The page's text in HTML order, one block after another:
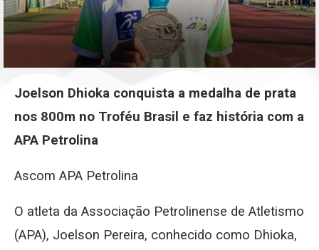
Joelson Dhioka conquista a medalha de prata
nos 800m no Troféu Brasil e faz história com a
APA Petrolina
Ascom APA Petrolina
O atleta da Associação Petrolinense de Atletismo
(APA), Joelson Pereira, conhecido como Dhioka,